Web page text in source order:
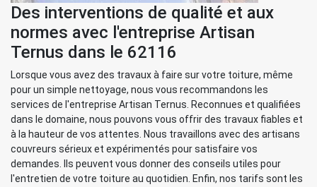
Des interventions de qualité et aux
normes avec l'entreprise Artisan
Ternus dans le 62116
Lorsque vous avez des travaux à faire sur votre toiture, même
pour un simple nettoyage, nous vous recommandons les
services de l'entreprise Artisan Ternus. Reconnues et qualifiées
dans le domaine, nous pouvons vous offrir des travaux fiables et
à la hauteur de vos attentes. Nous travaillons avec des artisans
couvreurs sérieux et expérimentés pour satisfaire vos
demandes. Ils peuvent vous donner des conseils utiles pour
l'entretien de votre toiture au quotidien. Enfin, nos tarifs sont les